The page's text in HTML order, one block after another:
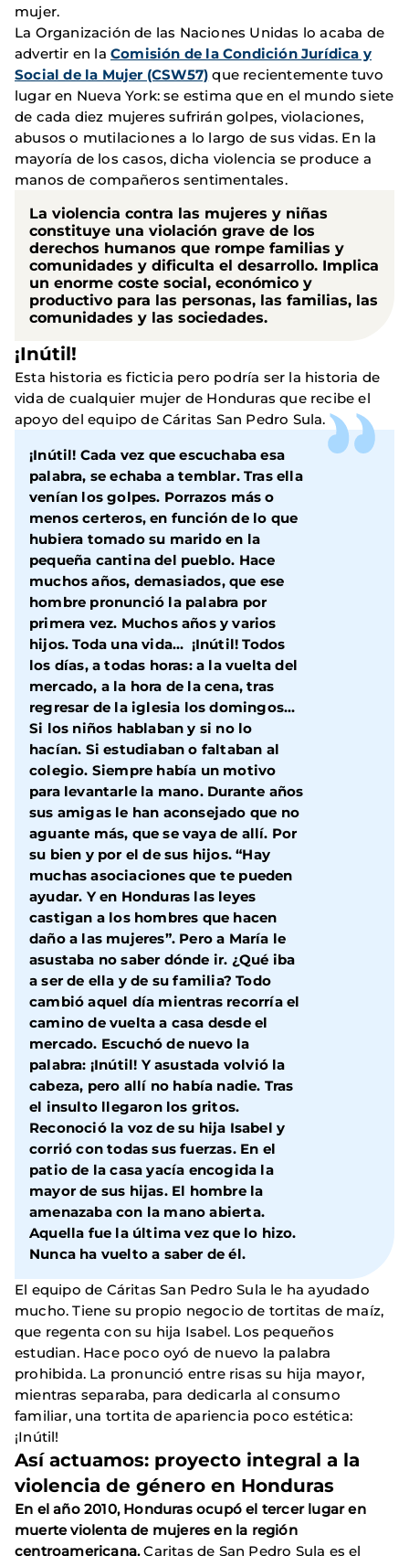
mujer.
La Organización de las Naciones Unidas lo acaba de
advertir en la Comisión de la Condición Jurídica y
Social de la Mujer (CSW57) que recientemente tuvo
lugar en Nueva York: se estima que en el mundo siete
de cada diez mujeres sufrirán golpes, violaciones,
abusos o mutilaciones a lo largo de sus vidas. En la
mayoría de los casos, dicha violencia se produce a
manos de compañeros sentimentales.
La violencia contra las mujeres y niñas
constituye una violación grave de los
derechos humanos que rompe familias y
comunidades y dificulta el desarrollo. Implica
un enorme coste social, económico y
productivo para las personas, las familias, las
comunidades y las sociedades.
¡Inútil!
Esta historia es ficticia pero podría ser la historia de
vida de cualquier mujer de Honduras que recibe el
apoyo del equipo de Cáritas San Pedro Sula.
¡Inútil! Cada vez que escuchaba esa
palabra, se echaba a temblar. Tras ella
venían los golpes. Porrazos más o
menos certeros, en función de lo que
hubiera tomado su marido en la
pequeña cantina del pueblo. Hace
muchos años, demasiados, que ese
hombre pronunció la palabra por
primera vez. Muchos años y varios
hijos. Toda una vida… ¡Inútil! Todos
los días, a todas horas: a la vuelta del
mercado, a la hora de la cena, tras
regresar de la iglesia los domingos…
Si los niños hablaban y si no lo
hacían. Si estudiaban o faltaban al
colegio. Siempre había un motivo
para levantarle la mano. Durante años
sus amigas le han aconsejado que no
aguante más, que se vaya de allí. Por
su bien y por el de sus hijos. “Hay
muchas asociaciones que te pueden
ayudar. Y en Honduras las leyes
castigan a los hombres que hacen
daño a las mujeres”. Pero a María le
asustaba no saber dónde ir. ¿Qué iba
a ser de ella y de su familia? Todo
cambió aquel día mientras recorría el
camino de vuelta a casa desde el
mercado. Escuchó de nuevo la
palabra: ¡Inútil! Y asustada volvió la
cabeza, pero allí no había nadie. Tras
el insulto llegaron los gritos.
Reconoció la voz de su hija Isabel y
corrió con todas sus fuerzas. En el
patio de la casa yacía encogida la
mayor de sus hijas. El hombre la
amenazaba con la mano abierta.
Aquella fue la última vez que lo hizo.
Nunca ha vuelto a saber de él.
El equipo de Cáritas San Pedro Sula le ha ayudado
mucho. Tiene su propio negocio de tortitas de maíz,
que regenta con su hija Isabel. Los pequeños
estudian. Hace poco oyó de nuevo la palabra
prohibida. La pronunció entre risas su hija mayor,
mientras separaba, para dedicarla al consumo
familiar, una tortita de apariencia poco estética:
¡Inútil!
Así actuamos: proyecto integral a la
violencia de género en Honduras
En el año 2010, Honduras ocupó el tercer lugar en
muerte violenta de mujeres en la región
centroamericana.Caritas de San Pedro Sula es el